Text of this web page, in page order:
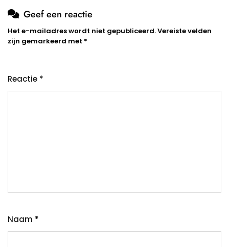
Geef een reactie
Het e-mailadres wordt niet gepubliceerd.Vereiste velden
zijn gemarkeerd met *
Reactie *
Naam *